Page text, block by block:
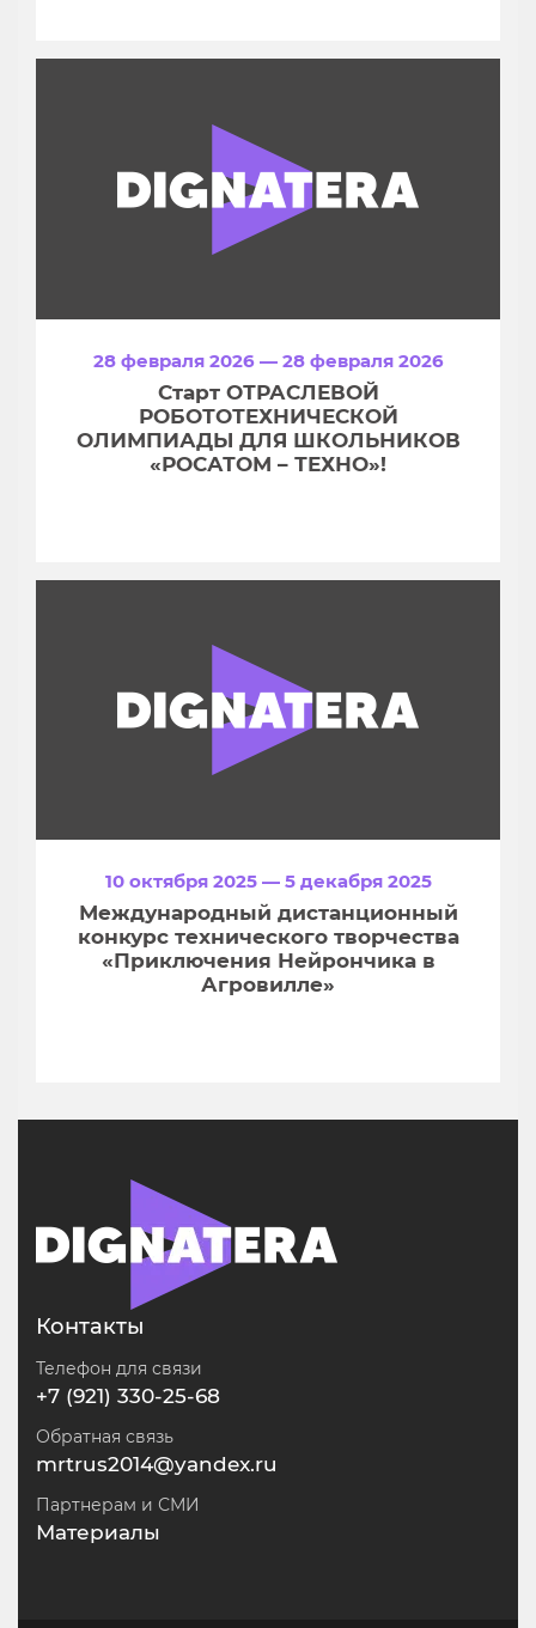
28 февраля 2026 — 28 февраля 2026
Старт ОТРАСЛЕВОЙ
РОБОТОТЕХНИЧЕСКОЙ
ОЛИМПИАДЫ ДЛЯ ШКОЛЬНИКОВ
«РОСАТОМ – ТЕХНО»!
10 октября 2025 — 5 декабря 2025
Международный дистанционный
конкурс технического творчества
«Приключения Нейрончика в
Агровилле»
Контакты
Телефон для связи
+7 (921) 330-25-68
Обратная связь
mrtrus2014@yandex.ru
Партнерам и СМИ
Материалы